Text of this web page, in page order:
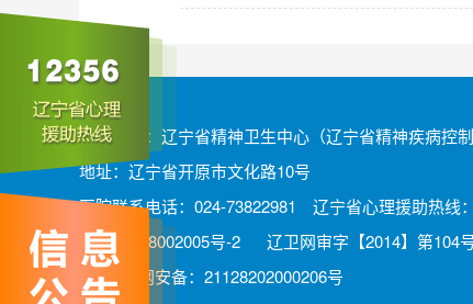
版权所有：辽宁省精神卫生中心（辽宁省精神疾病控
地址：辽宁省开原市文化路10号
医院联系电话：024-73822981 辽宁省心理援助热线
辽ICP备08002005号-2
辽卫网审字【2014】第104
辽公网安备：21128202000206号